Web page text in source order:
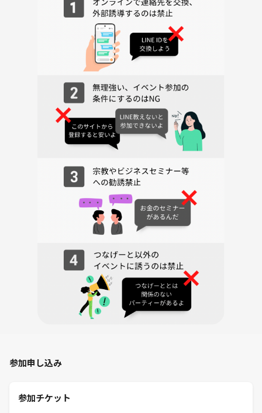
小学生未満のお子様は安全性を加味して参加不可
(小学生以上の方は親子さん同伴でのみ参加可能)
■飲み物はフタ付きのペットボトル推奨でよろしくお願いします。
■初心者の方も参加されますので全員に謙虚な対応をお願い致します。
■一般人のマナーは守ってください⭐︎
■宗教やネットワークビジネスなど勧誘目的での参加はご遠慮くださ
参加申し込み
参加チケット